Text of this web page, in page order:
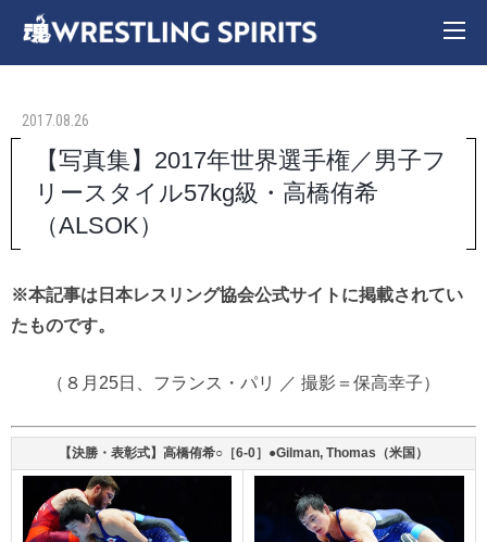
2017.08.26
【写真集】2017年世界選手権／男子フ
リースタイル57kg級・高橋侑希
（ALSOK）
※本記事は日本レスリング協会公式サイトに掲載されてい
たものです。
（８月25日、フランス・パリ ／ 撮影＝保高幸子）
【決勝・表彰式】高橋侑希○［6-0］●Gilman, Thomas（米国）